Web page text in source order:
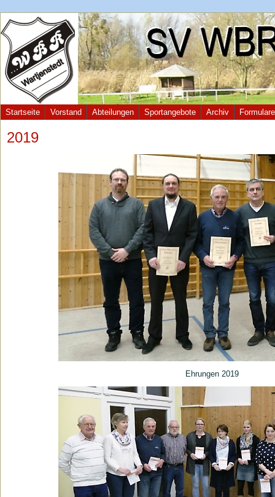
Startseite Vorstand Abteilungen Sportangebote Archiv Formulare
2019
Ehrungen 2019